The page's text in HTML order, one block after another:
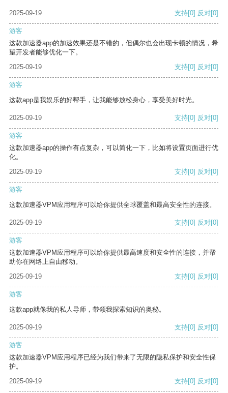
2025-09-19 支持[0] 反对[0]
游客
这款加速器app的加速效果还是不错的，但偶尔也会出现卡顿的情况，希
望开发者能够优化一下。
2025-09-19
支持[0] 反对[0]
游客
这款app是我娱乐的好帮手，让我能够放松身心，享受美好时光。
2025-09-19 支持[0] 反对[0]
游客
这款加速器app的操作有点复杂，可以简化一下，比如将设置页面进行优
化。
2025-09-19
支持[0] 反对[0]
游客
这款加速器VPM应用程序可以给你提供全球覆盖和最高安全性的连接。
2025-09-19 支持[0] 反对[0]
游客
这款加速器VPM应用程序可以给你提供最高速度和安全性的连接，并帮
助你在网络上自由移动。
2025-09-19
支持[0] 反对[0]
游客
这款app就像我的私人导师，带领我探索知识的奥秘。
2025-09-19 支持[0] 反对[0]
游客
这款加速器VPM应用程序已经为我们带来了无限的隐私保护和安全性保
护。
2025-09-19
支持[0] 反对[0]